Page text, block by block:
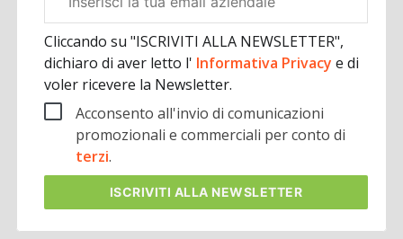
aziendale
Cliccando su "ISCRIVITI ALLA NEWSLETTER",
dichiaro di aver letto l' Informativa Privacye di
voler ricevere la Newsletter.
Acconsento all'invio di comunicazioni
promozionali e commerciali per conto di
terzi.
ISCRIVITI ALLA NEWSLETTER